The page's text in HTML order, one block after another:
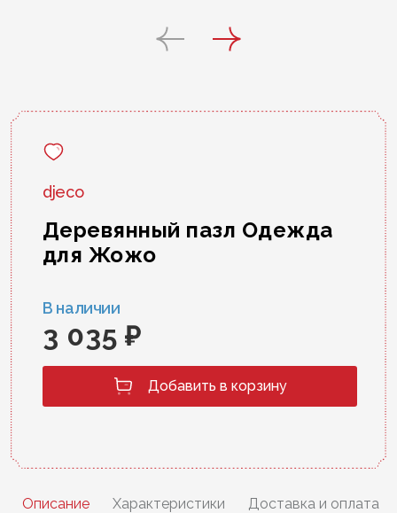
djeco
Деревянный пазл Одежда
для Жожо
В наличии
3 035 ₽
Добавить в корзину
Описание Характеристики Доставка и оплата